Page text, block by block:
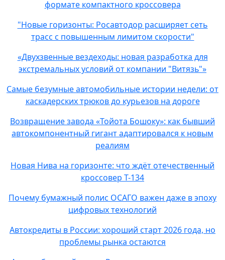
формате компактного кроссовера
"Новые горизонты: Росавтодор расширяет сеть
трасс с повышенным лимитом скорости"
«Двухзвенные вездеходы: новая разработка для
экстремальных условий от компании "Витязь"»
Самые безумные автомобильные истории недели: от
каскадерских трюков до курьезов на дороге
Возвращение завода «Тойота Бошоку»: как бывший
автокомпонентный гигант адаптировался к новым
реалиям
Новая Нива на горизонте: что ждёт отечественный
кроссовер Т-134
Почему бумажный полис ОСАГО важен даже в эпоху
цифровых технологий
Автокредиты в России: хороший старт 2026 года, но
проблемы рынка остаются